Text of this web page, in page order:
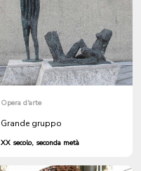
Opera d'arte
Grande gruppo
XX secolo, seconda metà